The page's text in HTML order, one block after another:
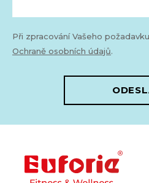
Při zpracování Vašeho
Ochraně osobních údajů.